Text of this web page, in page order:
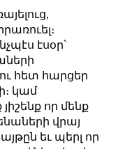
էսօր՝
հետ հարցեր
կամ
յիշենք որ մենք
վրայ
եւ պերլ որ